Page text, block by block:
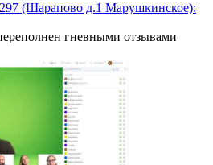
(Шарапово д.1 Марушкинское):
гневными отзывами